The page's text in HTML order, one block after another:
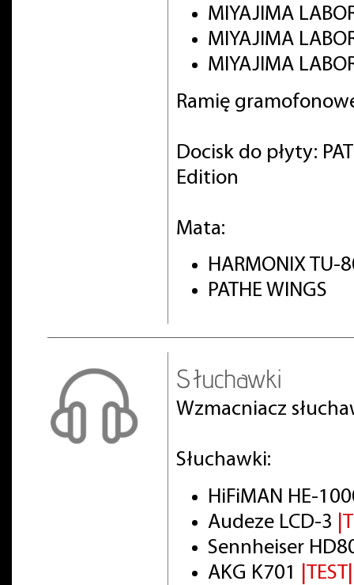
MIYAJIMA
MIYAJIMA
MIYAJIMA
Ramię
Docisk do płyty:
Edition
Mata:
HARMONIX TU-
PATHE WINGS
Słuchawki
Wzmacniacz
Słuchawki:
HiFiMAN HE-
Audeze LCD-3
Sennheiser
AKG K701
|TEST|